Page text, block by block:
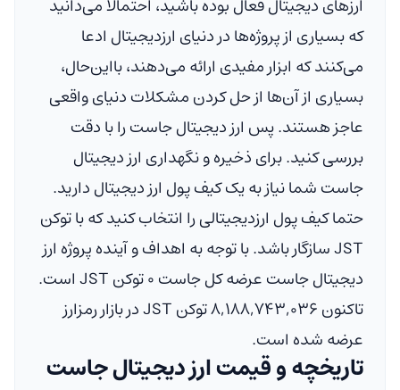
ارزهای دیجیتال فعال بوده باشید، احتمالاً می‌دانید
که بسیاری از پروژه‌ها در دنیای ارزدیجیتال ادعا
می‌کنند که ابزار مفیدی ارائه می‌دهند، بااین‌حال،
بسیاری از آن‌ها از حل کردن مشکلات دنیای واقعی
عاجز هستند. پس ارز دیجیتال جاست را با دقت
بررسی کنید. برای ذخیره و نگهداری ارز دیجیتال
جاست شما نیاز به یک کیف پول ارز دیجیتال دارید.
حتما کیف پول ارزدیجیتالی را انتخاب کنید که با توکن
JST سازگار باشد. با توجه به اهداف و آینده پروژه ارز
دیجیتال جاست عرضه کل جاست ۰ توکن JST است.
تاکنون ۸,۱۸۸,۷۴۳,۰۳۶ توکن JST در بازار رمزارز
عرضه شده است.
تاریخچه و قیمت ارز دیجیتال جاست